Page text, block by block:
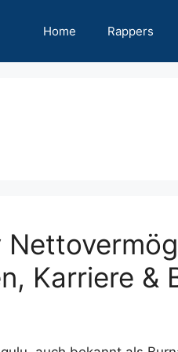
Home Rappers
Karriere &